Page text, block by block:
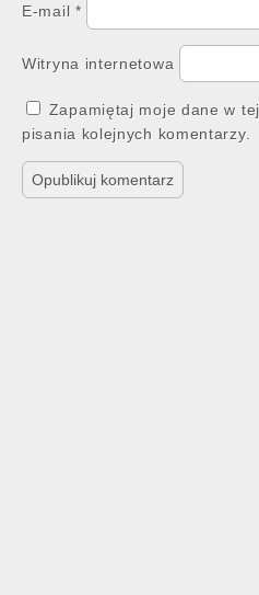
E-mail *
Witryna internetowa
Zapamiętaj moje dane w
pisania kolejnych komentarzy.